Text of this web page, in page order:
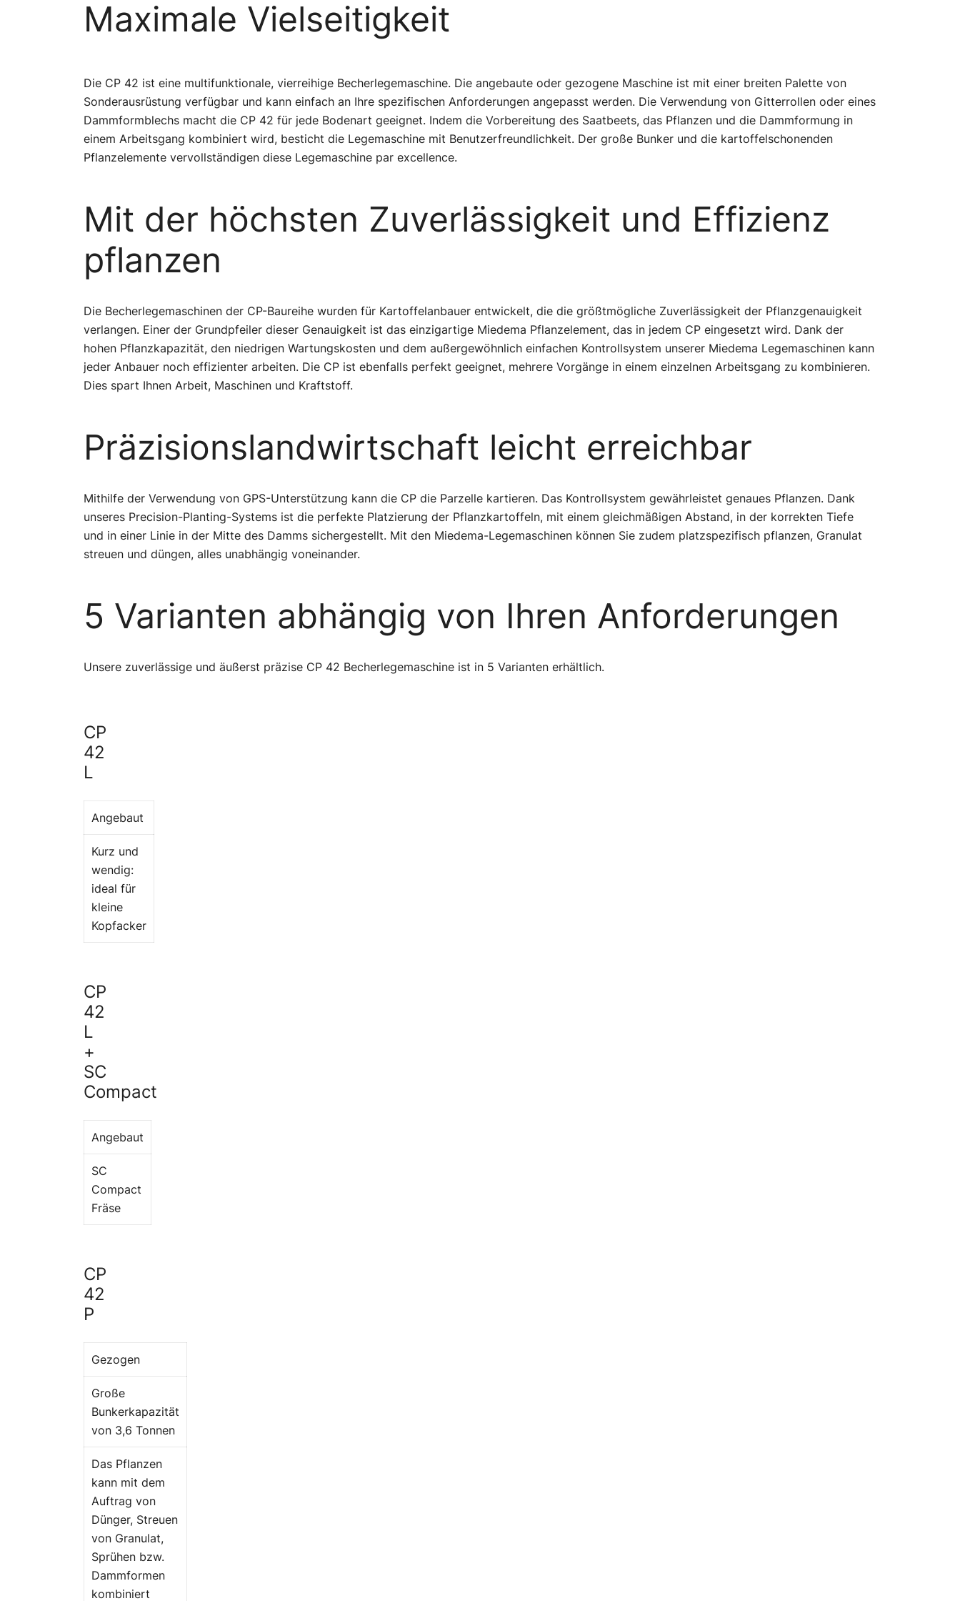
Maximale Vielseitigkeit
Die CP 42 ist eine multifunktionale, vierreihige Becherlegemaschine. Die angebaute oder gezogene Maschine ist mit einer breiten Palette von
Sonderausrüstung verfügbar und kann einfach an Ihre spezifischen Anforderungen angepasst werden. Die Verwendung von Gitterrollen oder eines
Dammformblechs macht die CP 42 für jede Bodenart geeignet. Indem die Vorbereitung des Saatbeets, das Pflanzen und die Dammformung in
einem Arbeitsgang kombiniert wird, besticht die Legemaschine mit Benutzerfreundlichkeit. Der große Bunker und die kartoffelschonenden
Pflanzelemente vervollständigen diese Legemaschine par excellence.
Mit der höchsten Zuverlässigkeit und Effizienz
pflanzen
Die Becherlegemaschinen der CP-Baureihe wurden für Kartoffelanbauer entwickelt, die die größtmögliche Zuverlässigkeit der Pflanzgenauigkeit
verlangen. Einer der Grundpfeiler dieser Genauigkeit ist das einzigartige Miedema Pflanzelement, das in jedem CP eingesetzt wird. Dank der
hohen Pflanzkapazität, den niedrigen Wartungskosten und dem außergewöhnlich einfachen Kontrollsystem unserer Miedema Legemaschinen kann
jeder Anbauer noch effizienter arbeiten. Die CP ist ebenfalls perfekt geeignet, mehrere Vorgänge in einem einzelnen Arbeitsgang zu kombinieren.
Dies spart Ihnen Arbeit, Maschinen und Kraftstoff.
Präzisionslandwirtschaft leicht erreichbar
Mithilfe der Verwendung von GPS-Unterstützung kann die CP die Parzelle kartieren. Das Kontrollsystem gewährleistet genaues Pflanzen. Dank
unseres Precision-Planting-Systems ist die perfekte Platzierung der Pflanzkartoffeln, mit einem gleichmäßigen Abstand, in der korrekten Tiefe
und in einer Linie in der Mitte des Damms sichergestellt. Mit den Miedema-Legemaschinen können Sie zudem platzspezifisch pflanzen, Granulat
streuen und düngen, alles unabhängig voneinander.
5 Varianten abhängig von Ihren Anforderungen
Unsere zuverlässige und äußerst präzise CP 42 Becherlegemaschine ist in 5 Varianten erhältlich.
CP
42
L
Angebaut
Kurz und
wendig:
ideal für
kleine
Kopfacker
CP
42
L
+
SC
Compact
Angebaut
SC
Compact
Fräse
CP
42
P
Gezogen
Große
Bunkerkapazität
von 3,6 Tonnen
Das Pflanzen
kann mit dem
Auftrag von
Dünger, Streuen
von Granulat,
Sprühen bzw.
Dammformen
kombiniert